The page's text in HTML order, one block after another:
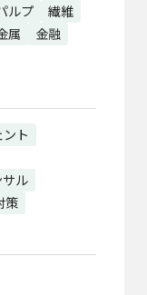
ルプ
繊維
属
金融
ト
サル
策